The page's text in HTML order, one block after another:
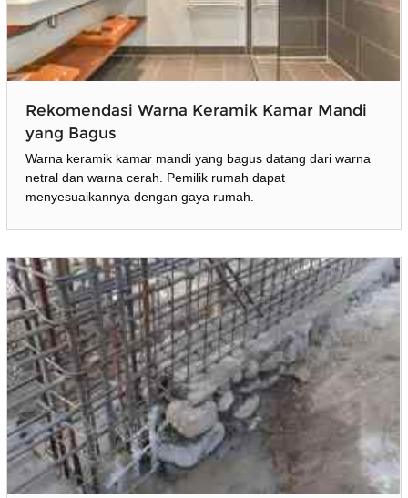
Rekomendasi Warna Keramik Kamar Mandi
yang Bagus
Warna keramik kamar mandi yang bagus datang dari warna
netral dan warna cerah. Pemilik rumah dapat
menyesuaikannya dengan gaya rumah.